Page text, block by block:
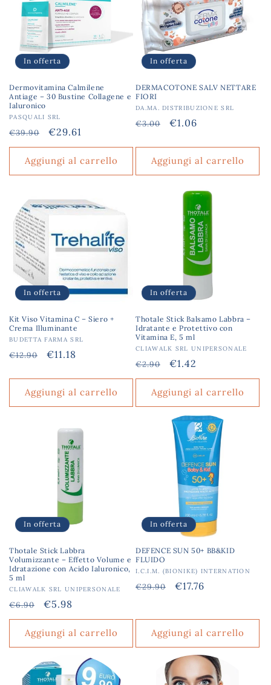
In offerta
Dermovitamina Calmilene
Antiage – 30 Bustine Collagene e
Ialuronico
Produttore:
PASQUALI SRL
Prezzo
di
listino
€39.90
Prezzo
scontato
€29.61
Aggiungi al carrello
In offerta
DERMACOTONE SALV NETTARE
FIORI
Produttore:
DA.MA. DISTRIBUZIONE SRL
Prezzo
listino
€3.00
Prezzo
€1.06
Aggiungi al carrello
In offerta
Kit Viso Vitamina C – Siero +
Crema Illuminante
Produttore:
BUDETTA FARMA SRL
Prezzo
listino
€12.90
Prezzo
€11.18
Aggiungi al carrello
In offerta
Thotale Stick Balsamo Labbra –
Idratante e Protettivo con
Vitamina E, 5 ml
Produttore:
CLIAWALK SRL UNIPERSONALE
Prezzo
di
listino
€2.90
Prezzo
scontato
€1.42
Aggiungi al carrello
In offerta
Thotale Stick Labbra
Volumizzante – Effetto Volume e
Idratazione con Acido Ialuronico,
5 ml
Produttore:
CLIAWALK SRL UNIPERSONALE
Prezzo
di
listino
€6.90
Prezzo
scontato
€5.98
Aggiungi al carrello
In offerta
DEFENCE SUN 50+ BB&KID
FLUIDO
Produttore:
I.C.I.M. (BIONIKE) INTERNATION
Prezzo
€29.90
Prezzo
€17.76
Aggiungi al carrello